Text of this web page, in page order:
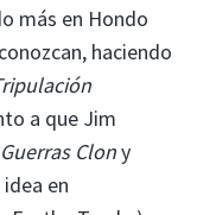
más en Hondo
haciendo
a que Jim
Clony
en